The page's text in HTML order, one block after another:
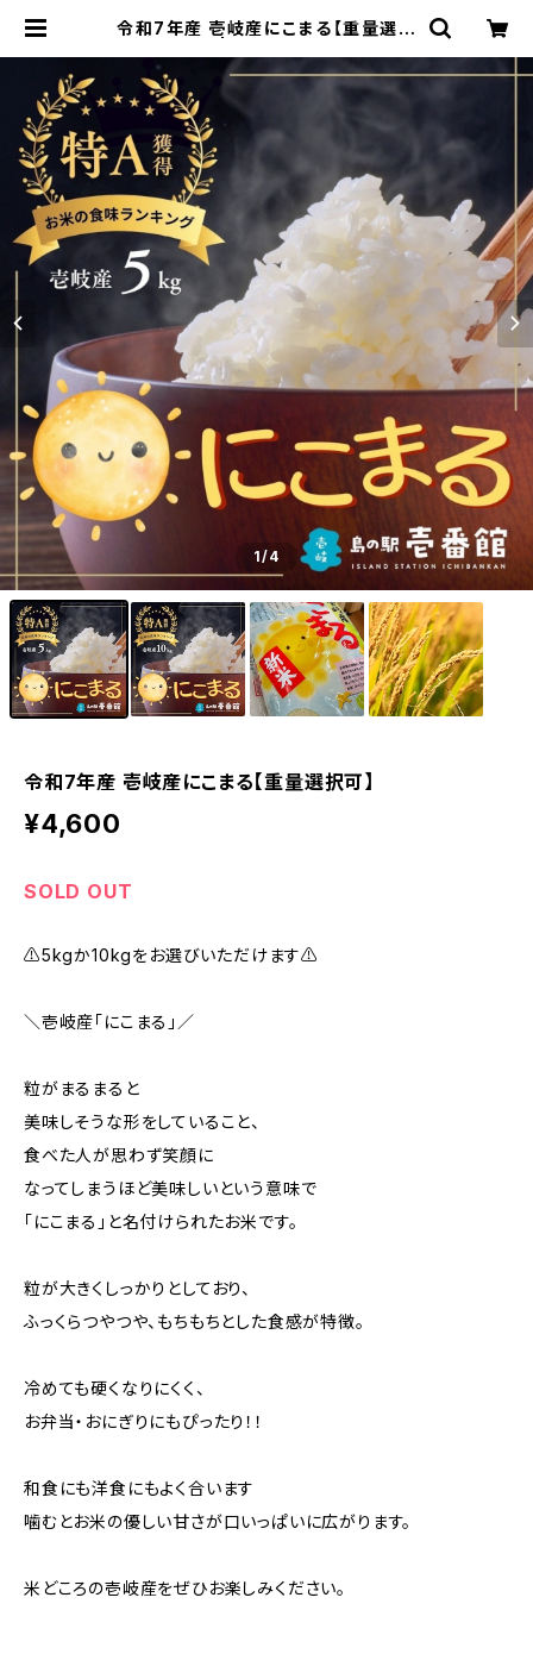
令和7年産 壱岐産にこまる【重量選択
1/4
令和7年産 壱岐産にこまる【重量選択可】
¥4,600
SOLD OUT
⚠️5kgか10kgをお選びいただけます⚠️
＼壱岐産「にこまる」／
粒がまるまると
美味しそうな形をしていること、
食べた人が思わず笑顔に
なってしまうほど美味しいという意味で
「にこまる」と名付けられたお米です。
粒が大きくしっかりとしており、
ふっくらつやつや、もちもちとした食感が特徴。
冷めても硬くなりにくく、
お弁当・おにぎりにもぴったり！！
和食にも洋食にもよく合います
噛むとお米の優しい甘さが口いっぱいに広がります。
米どころの壱岐産をぜひお楽しみください。